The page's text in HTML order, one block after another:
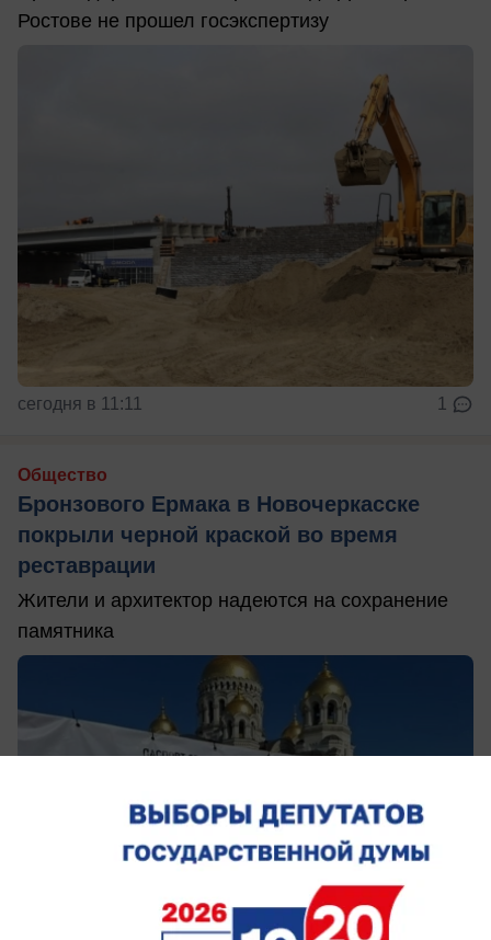
Ростове не прошел госэкспертизу
сегодня в 11:11 1
Общество
Бронзового Ермака в Новочеркасске
покрыли черной краской во время
реставрации
Жители и архитектор надеются на сохранение
памятника